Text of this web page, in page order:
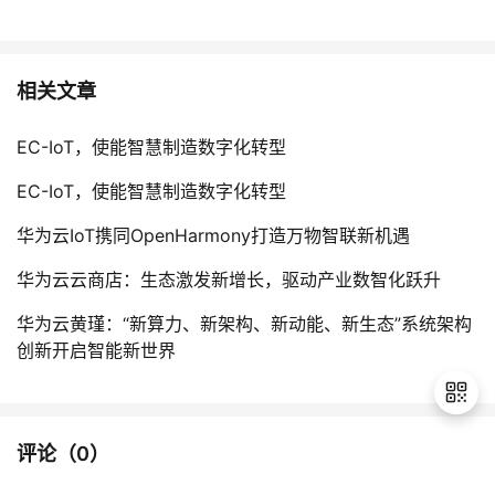
相关文章
EC-IoT，使能智慧制造数字化转型
EC-IoT，使能智慧制造数字化转型
华为云IoT携同OpenHarmony打造万物智联新机遇
华为云云商店：生态激发新增长，驱动产业数智化跃升
华为云黄瑾：“新算力、新架构、新动能、新生态”系统架构
创新开启智能新世界
评论（0）